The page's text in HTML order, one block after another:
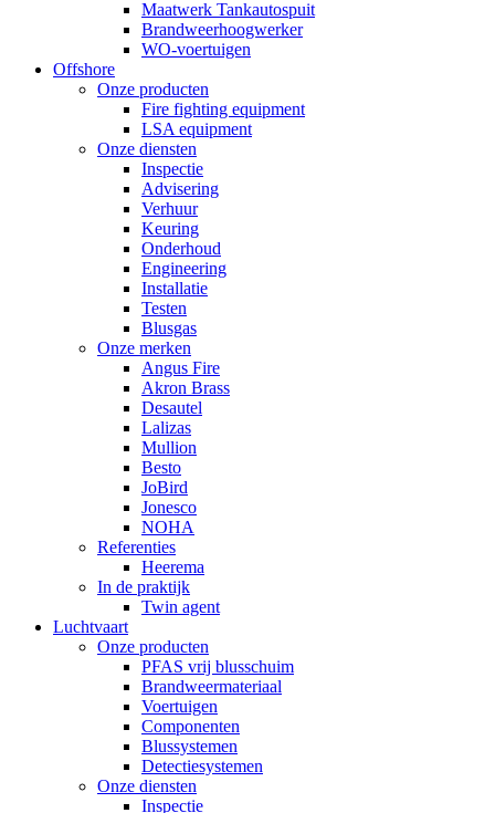
Maatwerk Tankautospuit
Brandweerhoogwerker
WO-voertuigen
Offshore
Onze producten
Fire fighting equipment
LSA equipment
Onze diensten
Inspectie
Advisering
Verhuur
Keuring
Onderhoud
Engineering
Installatie
Testen
Blusgas
Onze merken
Angus Fire
Akron Brass
Desautel
Lalizas
Mullion
Besto
JoBird
Jonesco
NOHA
Referenties
Heerema
In de praktijk
Twin agent
Luchtvaart
Onze producten
PFAS vrij blusschuim
Brandweermateriaal
Voertuigen
Componenten
Blussystemen
Detectiesystemen
Onze diensten
Inspectie